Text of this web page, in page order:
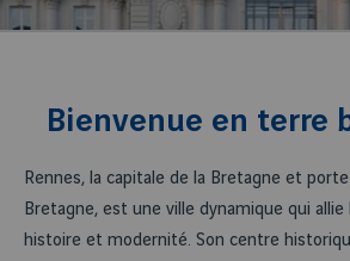
Bienvenue en terre
Rennes, la capitale de la Bretagne et
Bretagne, est une ville dynamique qui
histoire et modernité. Son centre